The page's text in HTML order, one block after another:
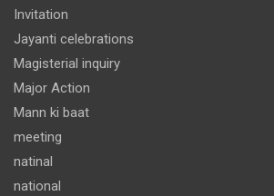
Invitation
Jayanti celebrations
Magisterial inquiry
Major Action
Mann ki baat
meeting
natinal
national